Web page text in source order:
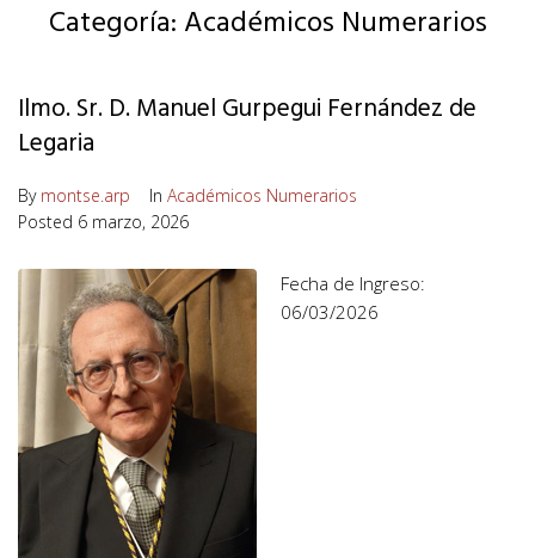
Categoría: Académicos Numerarios
Ilmo. Sr. D. Manuel Gurpegui Fernández de
Legaria
By montse.arp In Académicos Numerarios
Posted 6 marzo, 2026
Fecha de Ingreso:
06/03/2026